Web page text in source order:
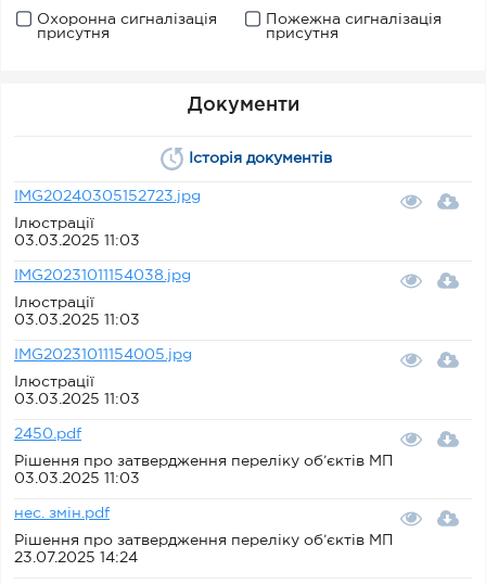
Охоронна сигналізація
присутня
Пожежна сигналізація
присутня
Документи
Історія документів
IMG20240305152723.jpg
Ілюстрації
03.03.2025 11:03
IMG20231011154038.jpg
Ілюстрації
03.03.2025 11:03
IMG20231011154005.jpg
Ілюстрації
03.03.2025 11:03
2450.pdf
Рішення про затвердження переліку об’єктів МП
03.03.2025 11:03
нес. змін.pdf
Рішення про затвердження переліку об’єктів МП
23.07.2025 14:24